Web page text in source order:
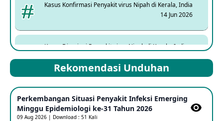
Kasus Konfirmasi Penyakit virus Nipah di Kerala, India
14 Jun 2026
Kasus Dicurigai Penyakit virus Nipah di Kerala, India
Mpox Clade 1b di Taiwan
25 May 2026
Rekomendasi Unduhan
Perkembangan Situasi Penyakit Infeksi Emerging
Minggu Epidemiologi ke-31 Tahun 2026
09 Aug 2026 | Download : 51 Kali